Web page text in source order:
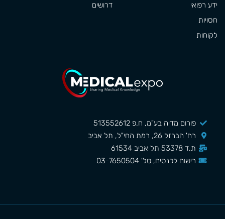
פורום מדיה בע"מ, ח.פ 513552612
רח' הברזל 26, רמת החי"ל, תל אביב
ת.ד 53378 תל אביב 61534
רישום לכנסים, טל' 03-7650504
ידע רפואי
חסויות
לקוחות
דרושים